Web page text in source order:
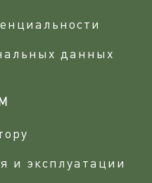
данных
и эксплуатации